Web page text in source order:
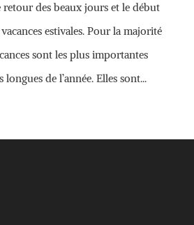
des beaux jours et le début
estivales. Pour la majorité
sont les plus importantes
de l’année. Elles sont...